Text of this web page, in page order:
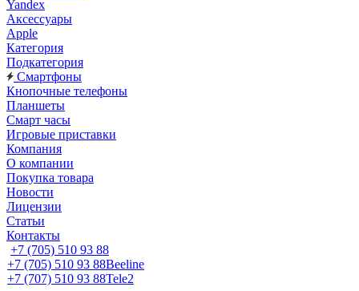
Yandex
Аксессуары
Apple
Категория
Подкатегория
Смартфоны
Кнопочные телефоны
Планшеты
Смарт часы
Игровые приставки
Компания
О компании
Покупка товара
Новости
Лицензии
Статьи
Контакты
+7 (705) 510 93 88
+7 (705) 510 93 88Beeline
+7 (707) 510 93 88Tele2